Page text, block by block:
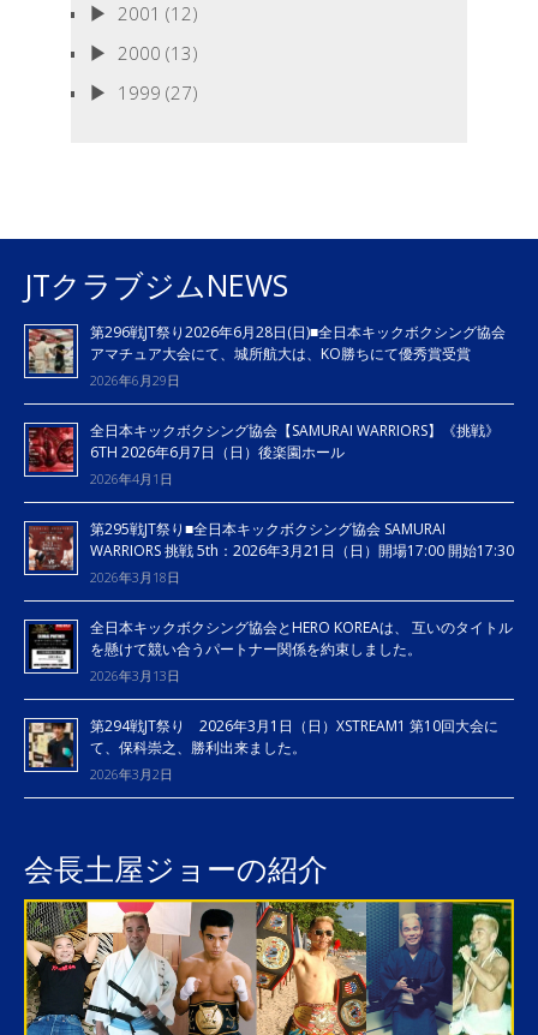
2001 (12)
2000 (13)
1999 (27)
JTクラブジムNEWS
第296戦JT祭り2026年6月28日(日)■全日本キックボクシング協会
アマチュア大会にて、城所航大は、KO勝ちにて優秀賞受賞
2026年6月29日
全日本キックボクシング協会【SAMURAI WARRIORS】《挑戦》
6TH 2026年6月7日（日）後楽園ホール
2026年4月1日
第295戦JT祭り■全日本キックボクシング協会 SAMURAI
WARRIORS 挑戦 5th：2026年3月21日（日）開場17:00 開始17:30
2026年3月18日
全日本キックボクシング協会とHERO KOREAは、 互いのタイトル
を懸けて競い合うパートナー関係を約束しました。
2026年3月13日
第294戦JT祭り 2026年3月1日（日）XSTREAM1 第10回大会に
て、保科崇之、勝利出来ました。
2026年3月2日
会長土屋ジョーの紹介